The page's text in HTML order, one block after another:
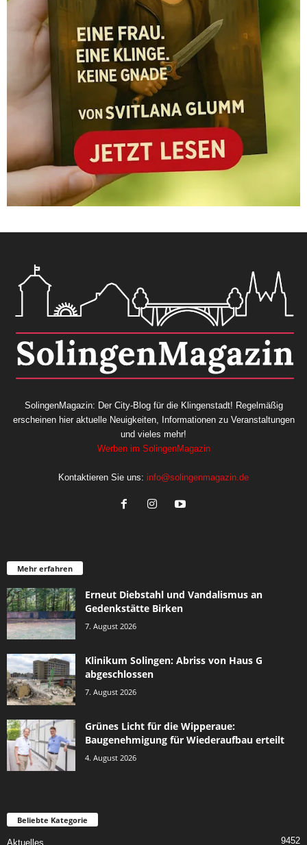
SolingenMagazin: Der City-Blog für die Klingenstadt! Regelmäßig
erscheinen hier aktuelle Neuigkeiten, Informationen zu Veranstaltungen
und vieles mehr!
Werben im SolingenMagazin
Kontaktieren Sie uns: info@solingenmagazin.de
Mehr erfahren
Erneut Diebstahl und Vandalismus an
Gedenkstätte Birken
7. August 2026
Klinikum Solingen: Abriss von Haus G
abgeschlossen
7. August 2026
Grünes Licht für die Wipperaue:
Baugenehmigung für Wiederaufbau erteilt
4. August 2026
Beliebte Kategorie
Aktuelles 9452